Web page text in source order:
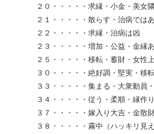
２０・・・・・求縁・小金・美女
２１・・・・・散らす・治病では
２２・・・・・求縁・治病は凶
２３・・・・・増加・公益・金縁
２５・・・・・移転・蓄財・女性
３０・・・・・絶好調・堅実・移
３３・・・・・集まる・大衆動員
３４・・・・・従う・柔順・縁作
３７・・・・・嫁入り大吉・金散
３８・・・・・霧中（ハッキリ見